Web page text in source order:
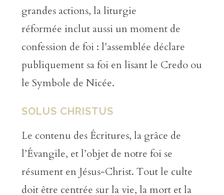
grandes actions, la liturgie
réformée inclut aussi un moment de
confession de foi : l’assemblée déclare
publiquement sa foi en lisant le Credo ou
le Symbole de Nicée.
SOLUS CHRISTUS
Le contenu des Écritures, la grâce de
l’Évangile, et l’objet de notre foi se
résument en Jésus-Christ. Tout le culte
doit être centrée sur la vie, la mort et la